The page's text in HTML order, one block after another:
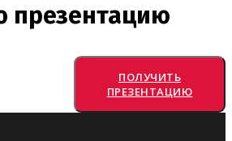
презентацию
ПОЛУЧИТЬ
ПРЕЗЕНТАЦИЮ